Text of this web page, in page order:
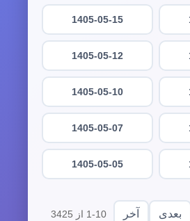
1405-05-15
1405-05-12
1405-05-10
1405-05-07
1405-05-05
بعدی آخر 1-10 از 3425